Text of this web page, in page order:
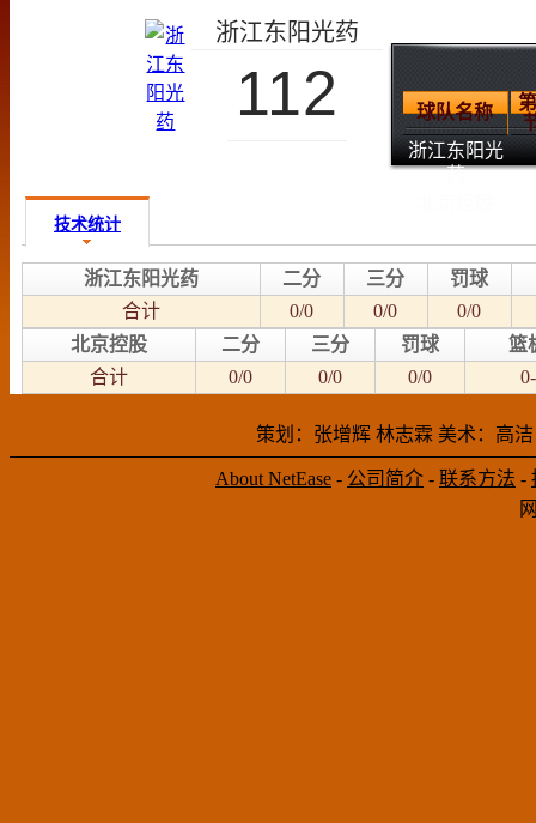
浙江东阳光药
112 球队名称
浙江东阳光
药
技术统计
浙江东阳光药 二分 三分
罚球
合计
0/0 0/0
0/0
北京控股
二分 三分 罚球
篮
合计
0/0 0/0 0/0
策划：张增辉 林志霖 美术：高
About NetEase - 公司简介 - 联系方法 -